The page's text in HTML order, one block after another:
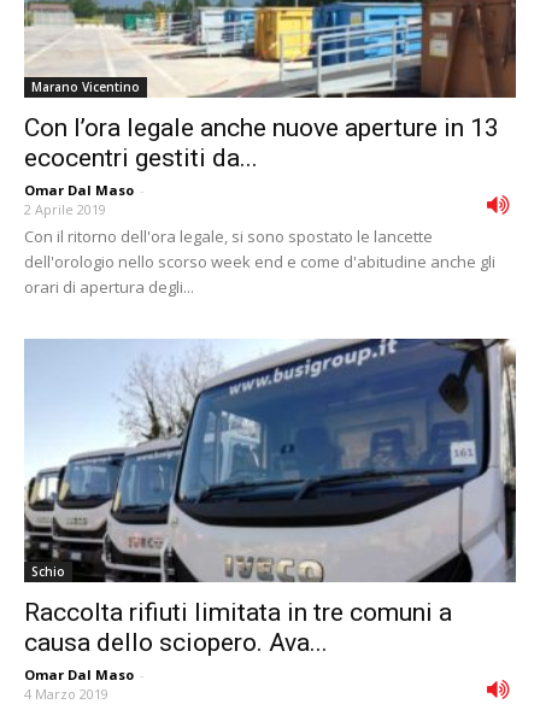
Marano Vicentino
Con l’ora legale anche nuove aperture in 13
ecocentri gestiti da...
Omar Dal Maso -
2 Aprile 2019
Con il ritorno dell'ora legale, si sono spostato le lancette
dell'orologio nello scorso week end e come d'abitudine anche gli
orari di apertura degli...
Schio
Raccolta rifiuti limitata in tre comuni a
causa dello sciopero. Ava...
Omar Dal Maso -
4 Marzo 2019